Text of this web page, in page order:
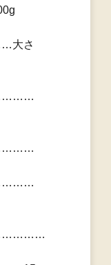
さ